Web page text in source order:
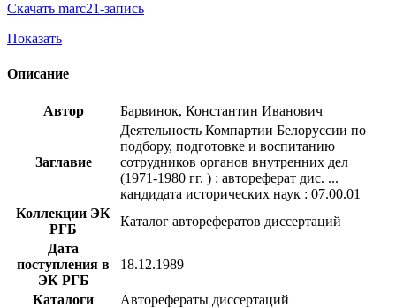
Скачать marc21-запись
Показать
Описание
Автор Барвинок, Константин Иванович
Заглавие
Деятельность Компартии Белоруссии по
подбору, подготовке и воспитанию
сотрудников органов внутренних дел
(1971-1980 гг. ) : автореферат дис. ...
кандидата исторических наук : 07.00.01
Коллекции ЭК
РГБ
Каталог авторефератов диссертаций
Дата
поступления в
ЭК РГБ
18.12.1989
Каталоги
Авторефераты диссертаций